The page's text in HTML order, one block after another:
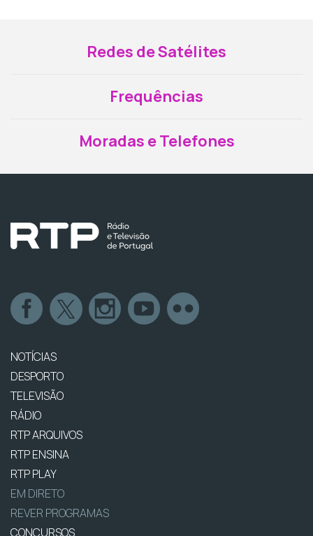
Redes de Satélites
Frequências
Moradas e Telefones
NOTÍCIAS
DESPORTO
TELEVISÃO
RÁDIO
RTP ARQUIVOS
RTP ENSINA
RTP PLAY
EM DIRETO
REVER PROGRAMAS
CONCURSOS